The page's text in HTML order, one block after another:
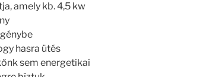
amely kb. 4,5 kw
hasra ütés
sem energetikai